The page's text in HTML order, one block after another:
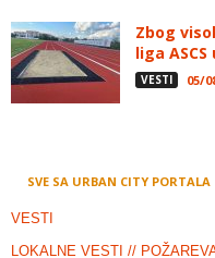
Zbog
liga
VESTI 05/
SVE SA URBAN CITY PORTALA
VESTI
LOKALNE VESTI //